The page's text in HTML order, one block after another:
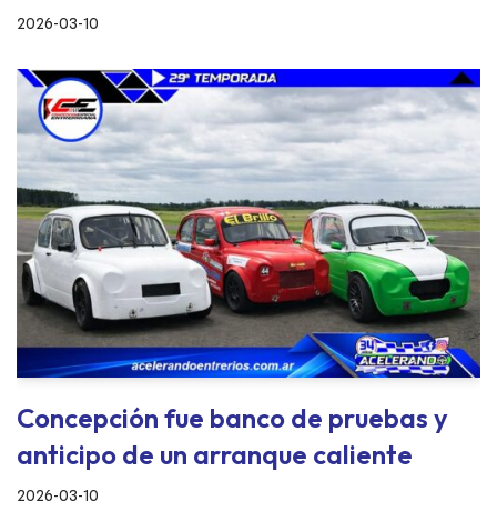
2026-03-10
Concepción fue banco de pruebas y
anticipo de un arranque caliente
2026-03-10